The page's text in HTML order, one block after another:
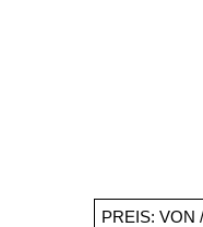
PREIS: VON